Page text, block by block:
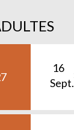
16
Sept.